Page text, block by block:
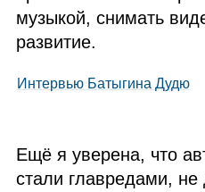
музыкой, снимать
развитие.
Интервью Батыгина Дудю
Ещё я уверена, что
стали главредами,